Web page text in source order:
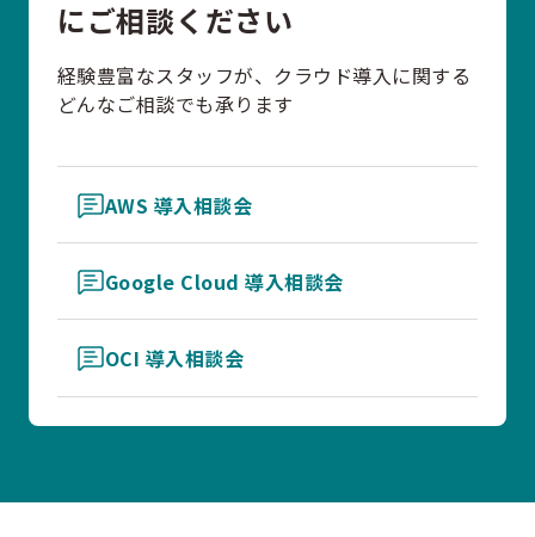
にご相談ください
経験豊富なスタッフが、クラウド導入に関する
どんなご相談でも承ります
AWS 導入相談会
Google Cloud 導入相談会
OCI 導入相談会